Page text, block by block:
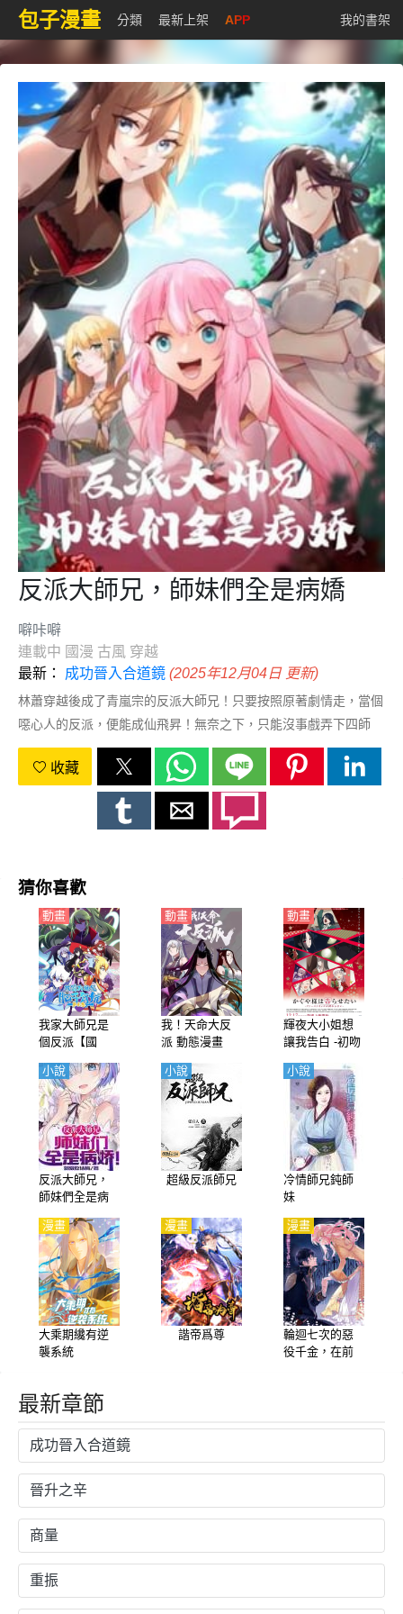
包子漫畫 分類 最新上架 APP 我的書架
反派大師兄，師妹們全是病嬌
噼咔噼
連載中 國漫 古風 穿越
最新： 成功晉入合道鏡 (2025年12月04日 更新)
林蕭穿越後成了青嵐宗的反派大師兄！只要按照原著劇情走，當個
噁心人的反派，便能成仙飛昇！無奈之下，只能沒事戲弄下四師
妹，偷一手三師妹的衣物，往二師妹水裡下點猛藥，兢兢業業履行
反派職責。終於熬到男主葉辰拜入師門這天！林蕭興奮不已，準備
毒害男主，按照劇情，他將會被幾位師妹抓住，被男主飛龍騎臉！
收藏
猜你喜歡
我家大師兄是
個反派【國
動畫
我！天命大反
派 動態漫畫
動畫
輝夜大小姐想
讓我告白 -初吻
夜姬想讓人告
白 -永不結束的
初吻-）【日
語】
動畫
反派大師兄，
師妹們全是病
小說
超級反派師兄
小說
冷情師兄鈍師
妹
小說
大乘期纔有逆
襲系統
漫畫
諧帝爲尊
漫畫
輪迴七次的惡
役千金，在前
漫畫
最新章節
成功晉入合道鏡
晉升之辛
商量
重振